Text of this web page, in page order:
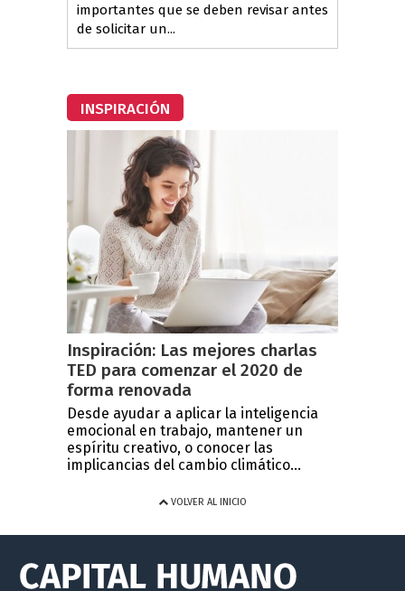
importantes que se deben revisar antes
de solicitar un...
INSPIRACIÓN
Inspiración: Las mejores charlas
TED para comenzar el 2020 de
forma renovada
Desde ayudar a aplicar la inteligencia
emocional en trabajo, mantener un
espíritu creativo, o conocer las
implicancias del cambio climático...
VOLVER AL INICIO